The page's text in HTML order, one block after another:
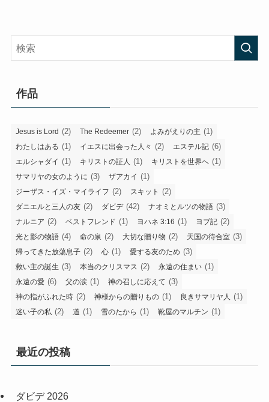
作品
Jesus is Lord (2) The Redeemer (2) よみがえりの主 (1)
わたしはある (1) イエスに出会った人々 (2) エステル記 (6)
エルシャダイ (1) キリストの証人 (1) キリストを世界へ (1)
サマリヤの女のように (3) ザアカイ (1)
ジーザス・イズ・マイライフ (2) スキット (2)
ダニエルと三人の友 (2) ダビデ(42) ナオミとルツの物語 (3)
ナルニア (2) ベストフレンド (1) ヨハネ 3:16 (1) ヨブ記 (2)
光と影の物語 (4) 命の泉 (2) 大切な贈り物 (2) 天国の待合室 (3)
帰ってきた放蕩息子 (2) 心 (1) 愛する友のため (3)
救い主の誕生 (3) 本当のクリスマス (2) 永遠の住まい (1)
永遠の愛 (6) 父の涙 (1) 神の召しに応えて (3)
神の指がふれた時 (2) 神様からの贈りもの (1) 良きサマリヤ人 (1)
迷い子の私 (2) 道 (1) 雪のたから (1) 靴屋のマルチン (1)
最近の投稿
ダビデ 2026